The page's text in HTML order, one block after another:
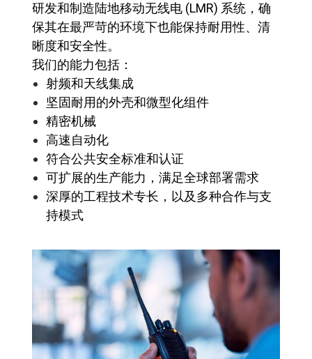
研发和制造陆地移动无线电 (LMR) 系统，确
保其在最严苛的环境下也能保持耐用性、清
晰度和安全性。
我们的能力包括：
射频和天线集成
坚固耐用的外壳和微型化组件
精密机械
高速自动化
符合公共安全标准和认证
可扩展的生产能力，满足全球部署需求
深厚的工程技术专长，以及多种合作与支
持模式